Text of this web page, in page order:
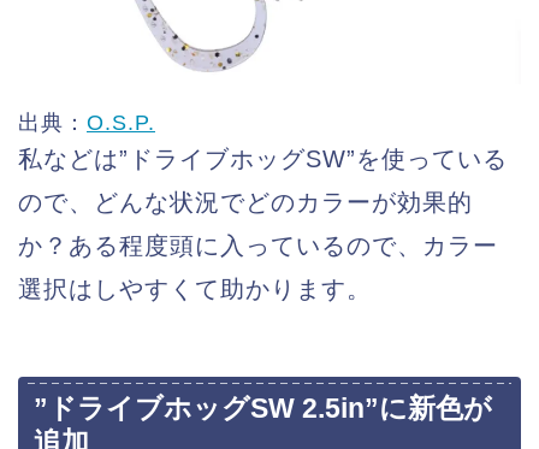
出典： O.S.P.
私などは”ドライブホッグSW”を使っている
ので、どんな状況でどのカラーが効果的
か？ある程度頭に入っているので、カラー
選択はしやすくて助かります。
”ドライブホッグSW 2.5in”に新色が
追加